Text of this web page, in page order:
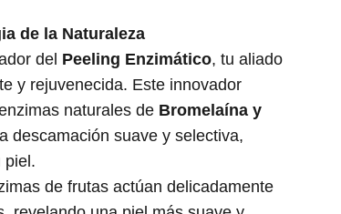
de la Naturaleza
del Peeling Enzimático, tu aliado
y rejuvenecida. Este innovador
naturales de Bromelaína y
descamación suave y selectiva,
piel.
de frutas actúan delicadamente